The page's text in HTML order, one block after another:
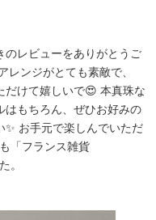
のレビューをありがとうご
レンジがとても素敵で、
だけて嬉しいで😍 本真珠な
はもちろん、ぜひお好みの
✨ お手元で楽しんでいただ
「フランス雑貨
。